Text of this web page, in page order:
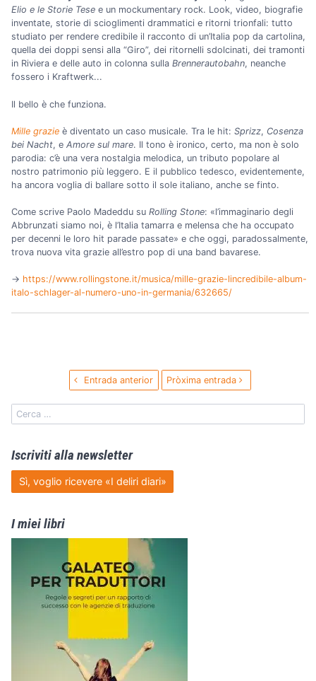
Elio e le Storie Tese e un mockumentary rock. Look, video, biografie
inventate, storie di scioglimenti drammatici e ritorni trionfali: tutto
studiato per rendere credibile il racconto di un’Italia pop da cartolina,
quella dei doppi sensi alla “Giro”, dei ritornelli sdolcinati, dei tramonti
in Riviera e delle auto in colonna sulla Brennerautobahn, neanche
fossero i Kraftwerk...
Il bello è che funziona.
Mille grazie è diventato un caso musicale. Tra le hit: Sprizz, Cosenza
bei Nacht, e Amore sul mare. Il tono è ironico, certo, ma non è solo
parodia: c’è una vera nostalgia melodica, un tributo popolare al
nostro patrimonio più leggero. E il pubblico tedesco, evidentemente,
ha ancora voglia di ballare sotto il sole italiano, anche se finto.
Come scrive Paolo Madeddu su Rolling Stone: «l’immaginario degli
Abbrunzati siamo noi, è l’Italia tamarra e melensa che ha occupato
per decenni le loro hit parade passate» e che oggi, paradossalmente,
trova nuova vita grazie all’estro pop di una band bavarese.
→️ https://www.rollingstone.it/musica/mille-grazie-lincredibile-album-
italo-schlager-al-numero-uno-in-germania/632665/
Entrada anterior Pròxima entrada
Iscriviti alla newsletter
Sì, voglio ricevere «I deliri diari»
I miei libri